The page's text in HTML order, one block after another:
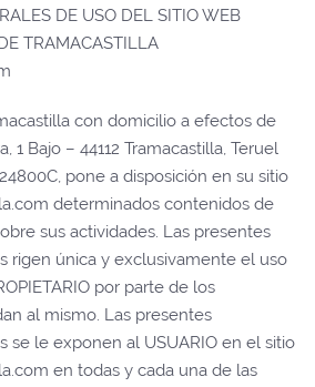
DE USO DEL SITIO WEB
TRAMACASTILLA
con domicilio a efectos de
1 Bajo – 44112 Tramacastilla, Teruel
pone a disposición en su sitio
determinados contenidos de
sus actividades. Las presentes
rigen única y exclusivamente el uso
por parte de los
al mismo. Las presentes
se le exponen al USUARIO en el sitio
en todas y cada una de las